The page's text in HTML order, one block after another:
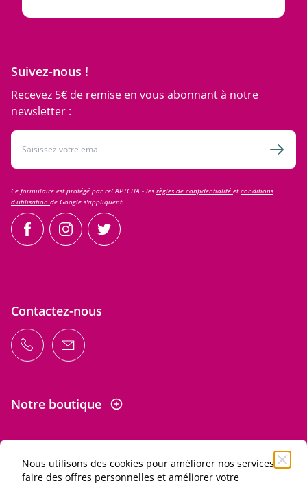
Nous utilisons des cookies pour améliorer nos services,
faire des offres personnelles et améliorer votre
Suivez-nous !
Recevez 5€ de remise en vous abonnant à notre
newsletter :
Adresse email
Ce formulaire est protégé par reCAPTCHA - les règles de confidentialité etconditions
d'utilisation de Google s'appliquent.
facebookinstagramtwitter
Contactez-nous
Notre boutique
Informations